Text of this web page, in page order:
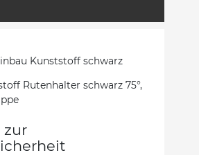
Kunststoff schwarz
Rutenhalter schwarz 75°,
zur